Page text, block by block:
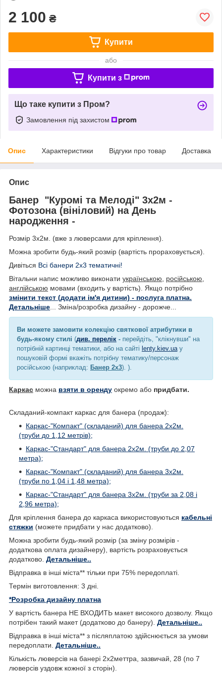
2 100 ₴
Купити
або
Купити з
Що таке купити з Пром?
Замовлення під захистом
Опис Характеристики Відгуки про товар Доставка
Опис
Банер "Куромі та Мелоді" 3х2м -
Фотозона (вініловий) на День
народження -
Розмір 3х2м. (вже з люверсами для кріплення).
Можна зробити будь-який розмір (вартість прораховується).
Дивіться Всі банери 2х3 тематичні!
Вітальни напис можливо виконати українською, російською,
англійською мовами (входить у вартість). Якщо потрібно
змінити текст (додати ім'я дитини) - послуга платна.
Детальніше... Зміна/розробка дизайну - дорожче...
Ви можете замовити колекцію святкової атрибутики в
будь-якому стилі (див. перелік - перейдіть, "клікнувши" на
потрібній картинці тематики, або на сайті lenty.kiev.uaу
пошуковій формі вкажіть потрібну тематику/персонаж
російською (наприклад: Банер 2х3). ).
Каркас можна взяти в оренду окремо або придбати.
Складаний-компакт каркас для банера (продаж):
Каркас-"Компакт" (складаний) для банера 2х2м.
(труби до 1,12 метрів);
Каркас-"Стандарт" для банера 2х2м. (труби до 2,07
метра);
Каркас-"Компакт" (складаний) для банера 3х2м.
(труби по 1,04 і 1,48 метра);
Каркас-"Стандарт" для банера 3х2м. (труби за 2,08 і
2,96 метра);
Для кріплення банера до каркаса використовуються кабельні
стяжки (можете придбати у нас додатково).
Можна зробити будь-який розмір (за зміну розмірів -
додаткова оплата дизайнеру), вартість розраховується
додатково. Детальніше..
Відправка в інші міста** тільки при 75% передоплаті.
Термін виготовлення: 3 дні.
*Розробка дизайну платна
У вартість банера НЕ ВХОДИТЬ макет високого дозволу. Якщо
потрібен такий макет (додатково до банеру). Детальніше..
Відправка в інші міста** з післяплатою здійснюється за умови
передоплати. Детальніше..
Кількість люверсів на банері 2х2меттра, зазвичай, 28 (по 7
люверсів уздовж кожної з сторін).